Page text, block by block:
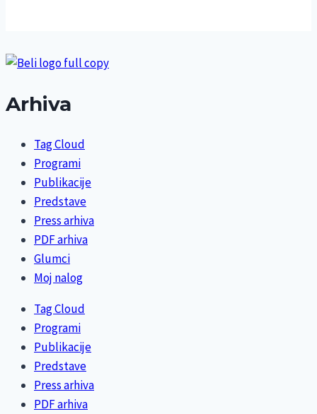
Arhiva
Tag Cloud
Programi
Publikacije
Predstave
Press arhiva
PDF arhiva
Glumci
Moj nalog
Tag Cloud
Programi
Publikacije
Predstave
Press arhiva
PDF arhiva